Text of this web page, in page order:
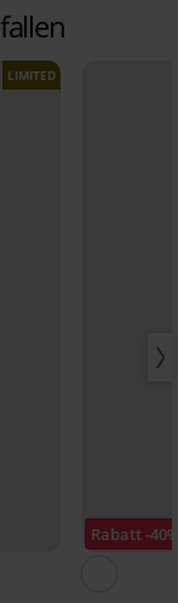
LIMITED
Rabatt -